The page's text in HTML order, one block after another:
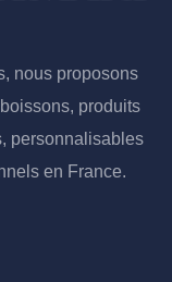
nous proposons
produits
personnalisables
en France.